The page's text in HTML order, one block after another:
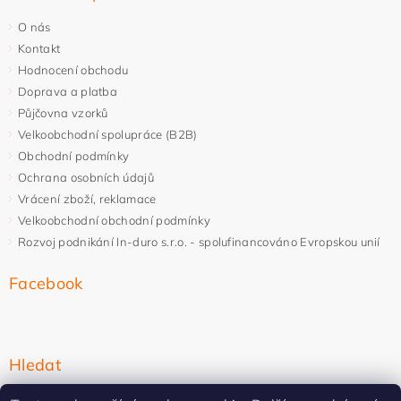
O nás
Kontakt
Hodnocení obchodu
Doprava a platba
Půjčovna vzorků
Velkoobchodní spolupráce (B2B)
Obchodní podmínky
Ochrana osobních údajů
Vrácení zboží, reklamace
Velkoobchodní obchodní podmínky
Rozvoj podnikání In-duro s.r.o. - spolufinancováno Evropskou unií
Facebook
Hledat